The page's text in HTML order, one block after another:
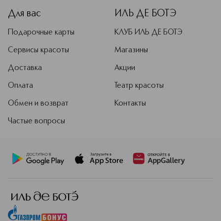
Для вас
Подарочные карты
Сервисы красоты
Доставка
Оплата
Обмен и возврат
Частые вопросы
ИЛЬ ДЕ БОТЭ
КЛУБ ИЛЬ ДЕ БОТЭ
Магазины
Акции
Театр красоты
Контакты